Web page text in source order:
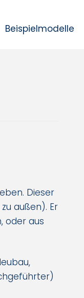
Beispielmodelle
Dieser
außen). Er
oder aus